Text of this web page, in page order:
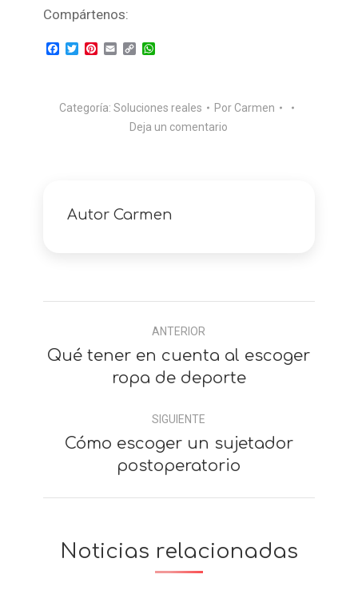
Compártenos:
Facebook
TwitterPinterest
EmailCopyWhatsApp
Categoría: Soluciones reales Por Carmen
Deja un comentario
AutorCarmen
entre
comentarios
ANTERIOR
Anterior
Qué tener en cuenta al escoger
ropa de deporte
SIGUIENTE
Siguiente
Cómo escoger un sujetador
postoperatorio
Noticias relacionadas